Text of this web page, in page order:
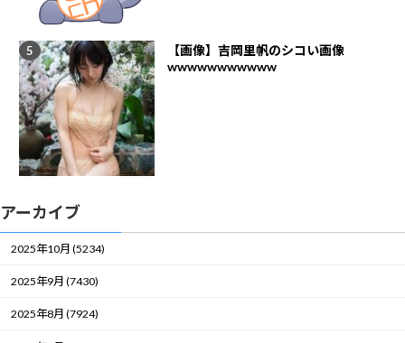
【画像】吉岡里帆のシコい画像
wwwwwwwwwww
アーカイブ
2025年10月 (5234)
2025年9月 (7430)
2025年8月 (7924)